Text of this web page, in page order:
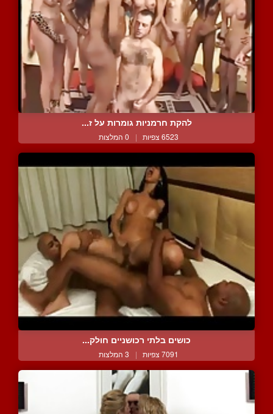
להקת חרמניות גומרות על ז...
6523 צפיות | 0 המלצות
כושים בלתי רכושניים חולק...
7091 צפיות | 3 המלצות